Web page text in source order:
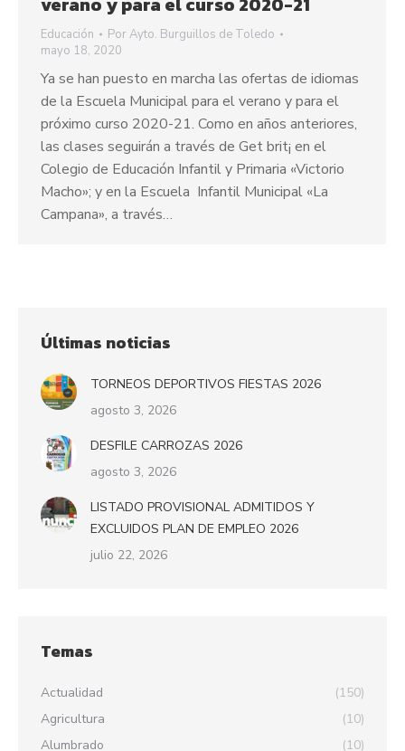
Educación PorAyto. Burguillos de Toledo
mayo 18, 2020
Ya se han puesto en marcha las ofertas de idiomas
de la Escuela Municipal para el verano y para el
próximo curso 2020-21. Como en años anteriores,
las clases seguirán a través de Get brit¡ en el
Colegio de Educación Infantil y Primaria «Victorio
Macho»; y en la Escuela Infantil Municipal «La
Campana», a través…
Últimas noticias
TORNEOS DEPORTIVOS FIESTAS 2026
agosto 3, 2026
DESFILE CARROZAS 2026
agosto 3, 2026
LISTADO PROVISIONAL ADMITIDOS Y
EXCLUIDOS PLAN DE EMPLEO 2026
julio 22, 2026
Temas
Actualidad
(150)
Agricultura
(10)
Alumbrado
(10)